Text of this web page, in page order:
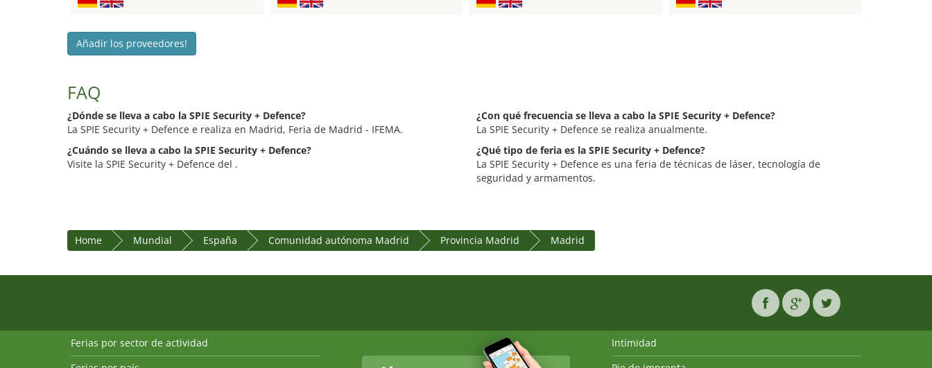
Añadir los proveedores!
FAQ
¿Dónde se lleva a cabo la SPIE Security + Defence?
La SPIE Security + Defence e realiza en Madrid, Feria de Madrid - IFEMA.
¿Cuándo se lleva a cabo la SPIE Security + Defence?
Visite la SPIE Security + Defence del .
¿Con qué frecuencia se lleva a cabo la SPIE Security + Defence?
La SPIE Security + Defence se realiza anualmente.
¿Qué tipo de feria es la SPIE Security + Defence?
La SPIE Security + Defence es una feria de técnicas de láser, tecnología de
seguridad y armamentos.
Home Mundial España Comunidad autónoma Madrid Provincia Madrid Madrid
Ferias por sector de actividad
Intimidad